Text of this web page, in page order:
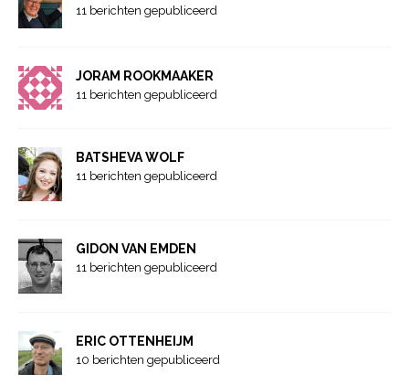
11 berichten gepubliceerd
JORAM ROOKMAAKER
11 berichten gepubliceerd
BATSHEVA WOLF
11 berichten gepubliceerd
GIDON VAN EMDEN
11 berichten gepubliceerd
ERIC OTTENHEIJM
10 berichten gepubliceerd